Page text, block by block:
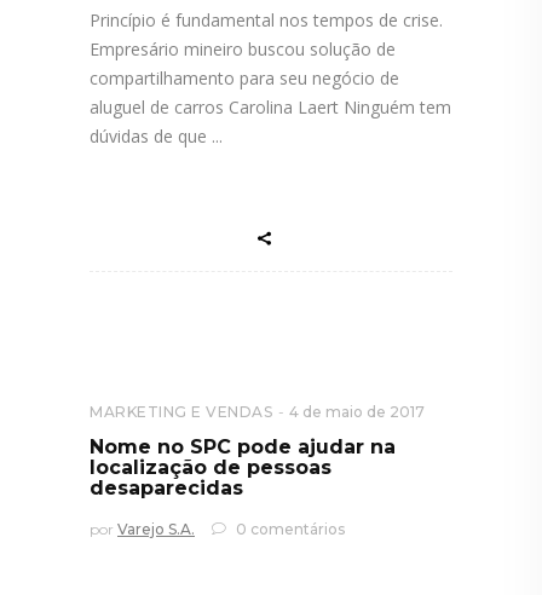
Princípio é fundamental nos tempos de crise.
Empresário mineiro buscou solução de
compartilhamento para seu negócio de
aluguel de carros Carolina Laert Ninguém tem
dúvidas de que
MARKETING E VENDAS 4 de maio de 2017
Nome no SPC pode ajudar na
localização de pessoas
desaparecidas
por Varejo S.A. 0 comentários